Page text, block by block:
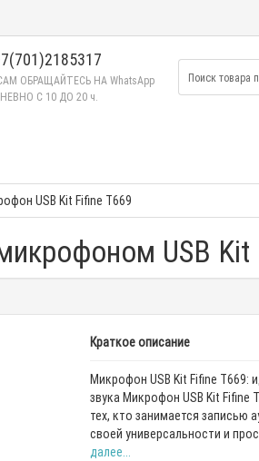
ОБРАЩАЙТЕСЬ НА WhatsApp
C 10 ДО 20 ч.
USB Kit Fifine T669
USB Kit
Краткое описание
Микрофон USB Kit Fifine T669:
звука Микрофон USB Kit Fifine
тех, кто занимается записью
своей универсальности и
далее...